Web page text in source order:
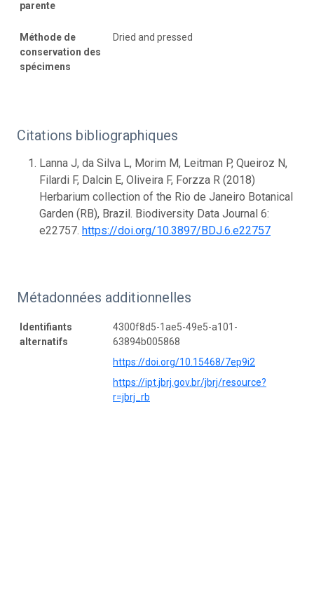
parente
Méthode de
conservation des
spécimens
Dried and pressed
Citations bibliographiques
Lanna J, da Silva L, Morim M, Leitman P, Queiroz N,
Filardi F, Dalcin E, Oliveira F, Forzza R (2018)
Herbarium collection of the Rio de Janeiro Botanical
Garden (RB), Brazil. Biodiversity Data Journal 6:
e22757. https://doi.org/10.3897/BDJ.6.e22757
Métadonnées additionnelles
Identifiants
alternatifs
4300f8d5-1ae5-49e5-a101-
63894b005868
https://doi.org/10.15468/7ep9i2
https://ipt.jbrj.gov.br/jbrj/resource?
r=jbrj_rb